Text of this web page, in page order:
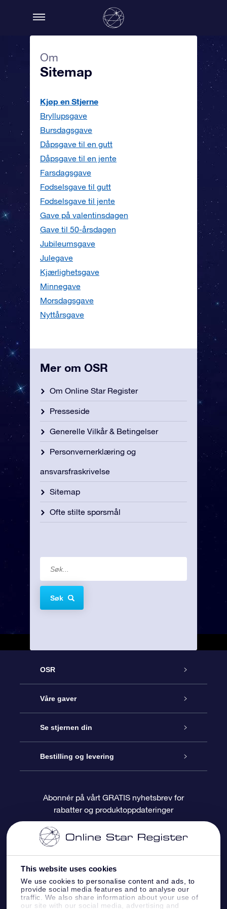
This website uses cookies
We use cookies to personalise content and ads, to
provide social media features and to analyse our
traffic. We also share information about your use of
our site with our social media, advertising and
Om
Sitemap
Kjøp en Stjerne
Bryllupsgave
Bursdagsgave
Dåpsgave til en gutt
Dåpsgave til en jente
Farsdagsgave
Fødselsgave til gutt
Fødselsgave til jente
Gave på valentinsdagen
Gave til 50-årsdagen
Jubileumsgave
Julegave
Kjærlighetsgave
Minnegave
Morsdagsgave
Nyttårsgave
Mer om OSR
Om Online Star Register
Presseside
Generelle Vilkår & Betingelser
Personvernerklæring og
ansvarsfraskrivelse
Sitemap
Ofte stilte spørsmål
Søk
OSR
Kundeservice
Kontakt oss
Bloggen
Anmeldelser
Våre gaver
Online Stjernegave
OSR Gavepakke
OSR-gavekortet
Bedriftsgaver
Se stjernen din
Star Register
Pesontilpasset stjerneside
One Million Stars
OSR Starsaver
Fly me to the Stars VR-app
Bestilling og levering
Betalingsinformasjon
Fraktinformasjon
Returpolicy
Stjernebildene
Abonnér på vårt GRATIS nyhetsbrev for
rabatter og produktoppdateringer